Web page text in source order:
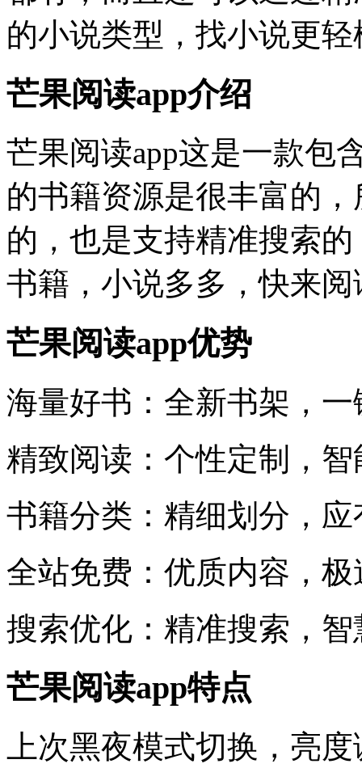
的小说类型，找小说更轻
芒果阅读app介绍
芒果阅读app这是一款包
的书籍资源是很丰富的
的，也是支持精准搜索
书籍，小说多多，快来阅
芒果阅读app优势
海量好书：全新书架，一
精致阅读：个性定制，智
书籍分类：精细划分，应
全站免费：优质内容，极
搜索优化：精准搜索，智
芒果阅读app特点
上次黑夜模式切换，亮